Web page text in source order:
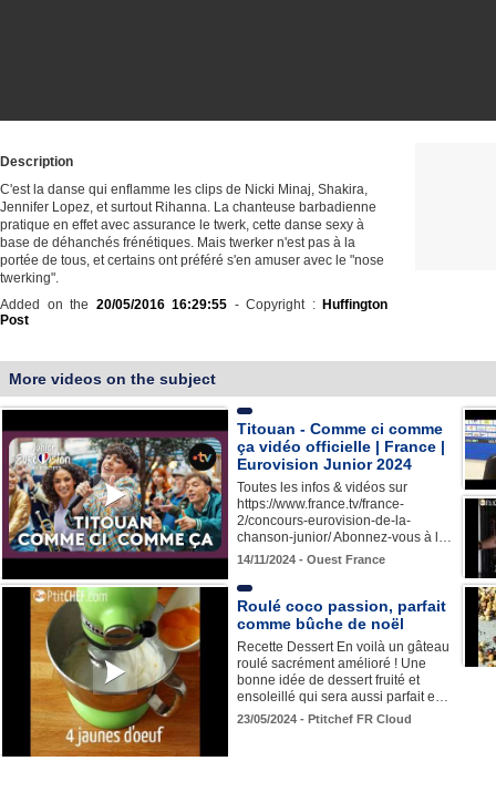
Description
C'est la danse qui enflamme les clips de Nicki Minaj, Shakira,
Jennifer Lopez, et surtout Rihanna. La chanteuse barbadienne
pratique en effet avec assurance le twerk, cette danse sexy à
base de déhanchés frénétiques. Mais twerker n'est pas à la
portée de tous, et certains ont préféré s'en amuser avec le "nose
twerking".
Added on the 20/05/2016 16:29:55 - Copyright : Huffington
Post
More videos on the subject
Titouan - Comme ci comme
ça vidéo officielle | France |
Eurovision Junior 2024
Toutes les infos & vidéos sur
https://www.france.tv/france-
2/concours-eurovision-de-la-
chanson-junior/ Abonnez-vous à l…
14/11/2024 - Ouest France
Roulé coco passion, parfait
comme bûche de noël
Recette Dessert En voilà un gâteau
roulé sacrément amélioré ! Une
bonne idée de dessert fruité et
ensoleillé qui sera aussi parfait e…
23/05/2024 - Ptitchef FR Cloud